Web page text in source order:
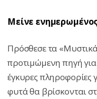
Μείνε
Πρόσθεσε τα
προτιμώμενη πηγή για
έγκυρες πληροφορίες
φυτά θα βρίσκονται